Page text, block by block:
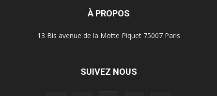
À PROPOS
13 Bis avenue de la Motte Piquet 75007 Paris
SUIVEZ NOUS